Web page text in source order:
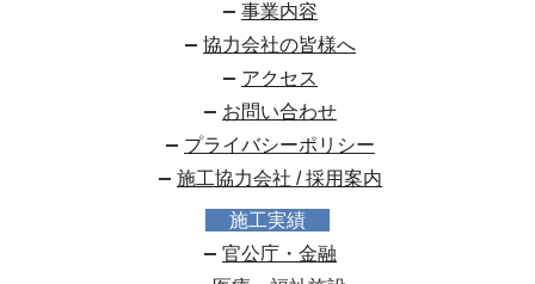
事業内容
協力会社の皆様へ
アクセス
お問い合わせ
プライバシーポリシー
施工協力会社 / 採用案内
施工実績
官公庁・金融